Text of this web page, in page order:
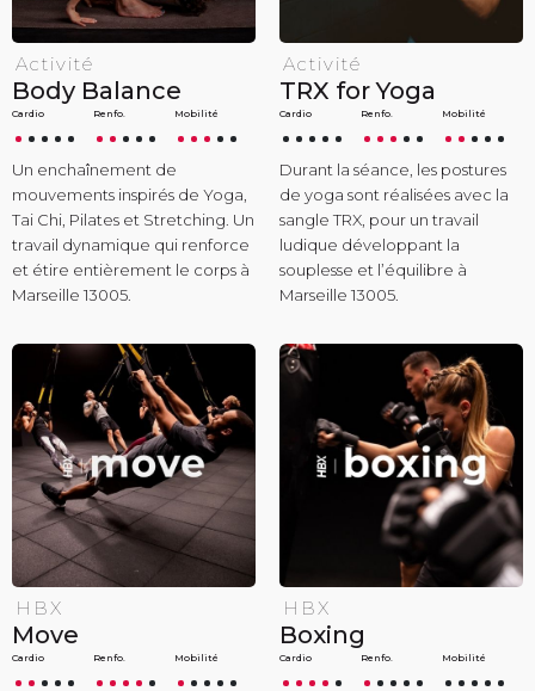
Activité
Body Balance
Cardio Renfo. Mobilité
Un enchaînement de
mouvements inspirés de Yoga,
Tai Chi, Pilates et Stretching. Un
travail dynamique qui renforce
et étire entièrement le corps à
Marseille 13005.
Activité
TRX for Yoga
Cardio Renfo. Mobilité
Durant la séance, les postures
de yoga sont réalisées avec la
sangle TRX, pour un travail
ludique développant la
souplesse et l’équilibre à
Marseille 13005.
HBX
Move
Cardio Renfo. Mobilité
HBX
Boxing
Cardio Renfo. Mobilité